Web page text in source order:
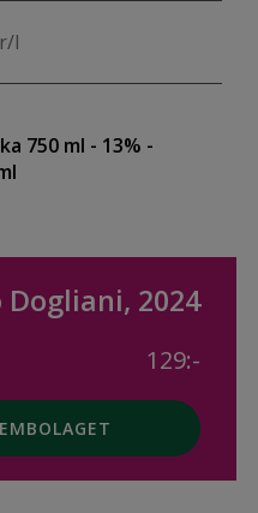
l
750 ml - 13% -
2024
129:-